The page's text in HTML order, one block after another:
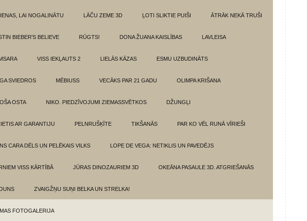
LAI NOGALINĀTU LĀČU ZEME 3D ĻOTI SLIKTIE PUIŠI ĀTRĀK NEKĀ TRUŠI
BIEBER'S BELIEVE RŪGTS! DONA ŽUANA KAISLĪBAS LAVLEISA
VISS IEKĻAUTS 2 LIELĀS KĀZAS ESMU UZBUDINĀTS
SVIEDROS MĒBIUSS VECĀKS PAR 21 GADU OLIMPA KRIŠANA
OSTA NIKO. PIEDZĪVOJUMI ZIEMASSVĒTKOS DŽUNGĻI
AR GARANTIJU PELNRUŠĶĪTE TIKŠANĀS PAR KO VĒL RUNĀ VĪRIEŠI
CARA DĒLS UN PELĒKAIS VILKS LOPE DE VEGA: NETIKLIS UN PAVEDĒJS
VISS KĀRTĪBĀ JŪRAS DINOZAURIEM 3D OKEĀNA PASAULE 3D. ATGRIEŠANĀS
ZVAIGŽŅU SUŅI BELKA UN STRELKA!
FOTOGALERIJA